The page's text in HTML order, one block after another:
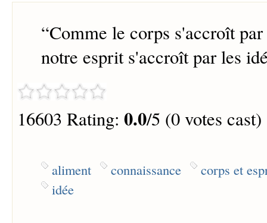
“Comme le corps s'accroît
notre esprit s'accroît par les
16603 Rating: 0.0/5 (0 votes cast)
aliment connaissance
corps et
idée